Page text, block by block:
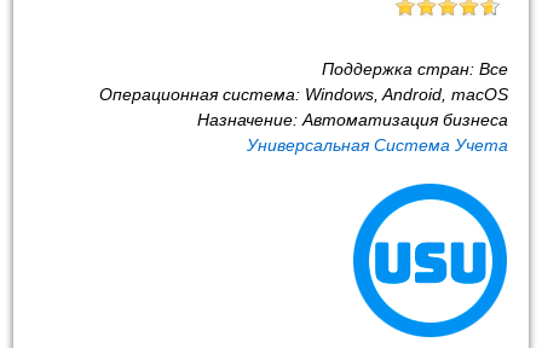
Поддержка стран: Все
Операционная система: Windows, Android, macOS
Назначение: Автоматизация бизнеса
Универсальная Система Учета